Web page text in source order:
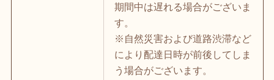
期間中は遅れる場合がございま
す。
※自然災害および道路渋滞など
により配達日時が前後してしま
う場合がございます。